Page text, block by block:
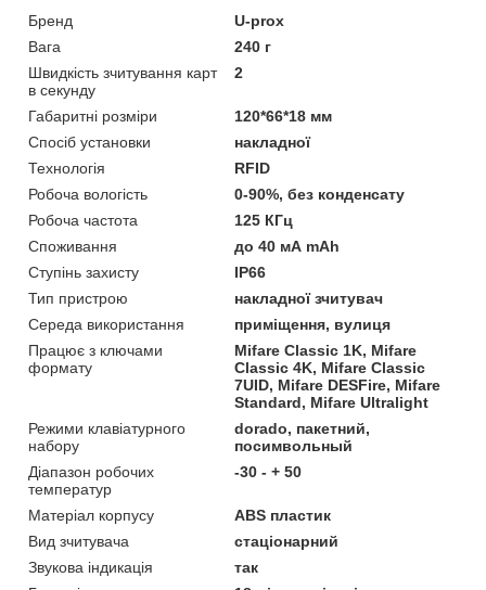
Бренд
U-prox
Вага
240 г
Швидкість зчитування карт
в секунду
2
Габаритні розміри
120*66*18 мм
Спосіб установки
накладної
Технологія
RFID
Робоча вологість
0-90%, без конденсату
Робоча частота
125 КГц
Споживання
до 40 мА mAh
Ступінь захисту
IP66
Тип пристрою
накладної зчитувач
Середа використання
приміщення, вулиця
Працює з ключами
формату
Mifare Classic 1K, Mifare
Classic 4K, Mifare Classic
7UID, Mifare DESFire, Mifare
Standard, Mifare Ultralight
Режими клавіатурного
набору
dorado, пакетний,
посимвольный
Діапазон робочих
температур
-30 - + 50
Матеріал корпусу
ABS пластик
Вид зчитувача
стаціонарний
Звукова індикація
так